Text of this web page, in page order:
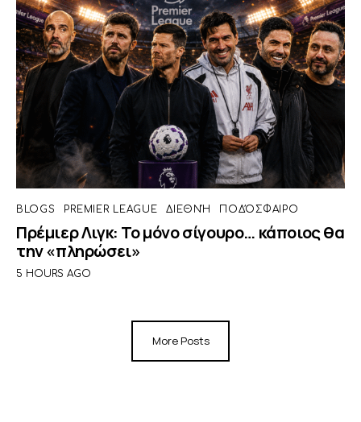
BLOGS PREMIER LEAGUE ΔΙΕΘΝΉ ΠΟΔΌΣΦΑΙΡΟ
Πρέμιερ Λιγκ: Το μόνο σίγουρο… κάποιος θα
την «πληρώσει»
5 HOURS AGO
More Posts